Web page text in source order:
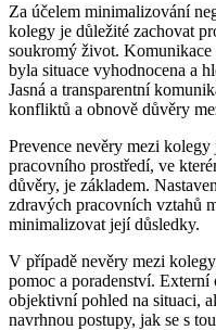
Za účelem minimalizování
kolegy je důležité zachovat
soukromý život. Komunikace
byla situace vyhodnocena a
Jasná a transparentní
konfliktů a obnově důvěry
Prevence nevěry mezi
pracovního prostředí, ve
důvěry, je základem.
zdravých pracovních vztahů
minimalizovat její důsledky.
V případě nevěry mezi
pomoc a poradenství.
objektivní pohled na situaci,
navrhnou postupy, jak se s